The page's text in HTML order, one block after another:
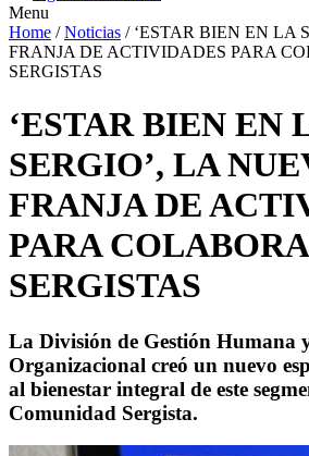
Menu
Home /Noticias / ‘ESTAR BIEN EN LA
FRANJA DE ACTIVIDADES PARA
SERGISTAS
‘ESTAR BIEN EN
SERGIO’, LA
FRANJA DE
PARA
SERGISTAS
La División de Gestión Humana
Organizacional creó un nuevo
al bienestar integral de este
Comunidad Sergista.